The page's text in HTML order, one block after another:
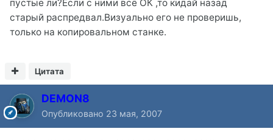
пустые ли?Если с ними всё ОК ,то кидай назад
старый распредвал.Визуально его не проверишь,
только на копировальном станке.
Цитата
DEMON8
Опубликовано 23 мая, 2007